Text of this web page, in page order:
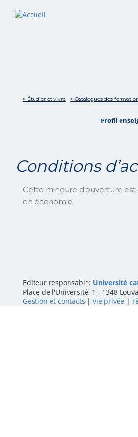
> Étudier et vivre > Catalogues des
Profil
Conditions
Cette mineure d'ouverture
en économie.
Editeur responsable: Université
Place de l'Université, 1 - 1348
Gestion et contacts | vie privée |